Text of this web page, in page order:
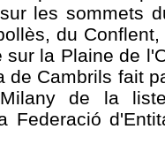
les sommets
du
sur la Plaine de
de Cambrils fait
de la
Federació